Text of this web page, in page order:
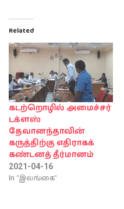
Related
கடற்றொழில் அமைச்சர்
டக்ளஸ்
தேவானந்தாவின்
கருத்திற்கு எதிராகக்
கண்டனத் தீர்மானம்
2021-04-16
In "இலங்கை"